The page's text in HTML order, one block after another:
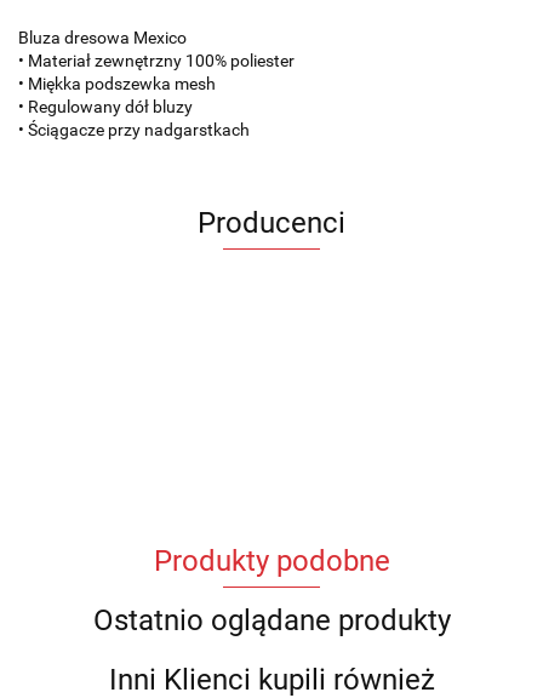
Bluza dresowa Mexico
• Materiał zewnętrzny 100% poliester
• Miękka podszewka mesh
• Regulowany dół bluzy
• Ściągacze przy nadgarstkach
Producenci
Produkty podobne
Ostatnio oglądane produkty
Inni Klienci kupili również